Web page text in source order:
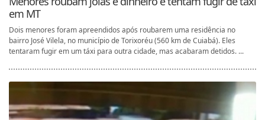
em MT
Dois menores foram apreendidos após roubarem uma residência no
bairro José Vilela, no município de Torixoréu (560 km de Cuiabá). Eles
tentaram fugir em um táxi para outra cidade, mas acabaram detidos. ...